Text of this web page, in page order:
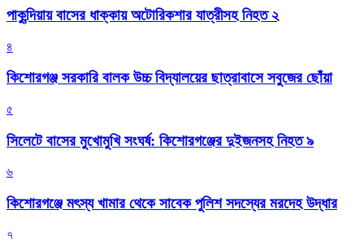
পাকুন্দিয়ায় বাসের ধাক্কায় অটোরিকশার যাত্রীসহ নিহত ২
৪
কিশোরগঞ্জ সরকারি বালক উচ্চ বিদ্যালয়ের ছাত্রাবাসে সবুজের ছোঁয়া
৫
সিলেটে বাসের মুখোমুখি সংঘর্ষ: কিশোরগঞ্জের দুইজনসহ নিহত ৯
৬
কিশোরগঞ্জে মৎস্য খামার থেকে সাবেক পুলিশ সদস্যের মরদেহ উদ্ধার
৭